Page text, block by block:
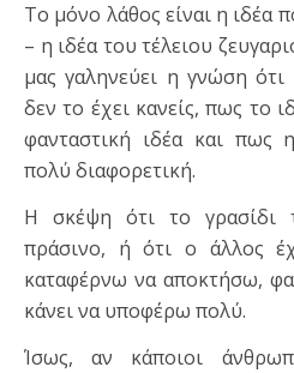
Το μόνο λάθος είναι η ιδέα
– η ιδέα του τέλειου
μας γαληνεύει η γνώση
δεν το έχει κανείς, πως το
φανταστική ιδέα και πως
πολύ διαφορετική.
Η σκέψη ότι το γρασίδι
πράσινο, ή ότι ο άλλος
καταφέρνω να αποκτήσω,
κάνει να υποφέρω πολύ.
Ίσως, αν κάποιοι